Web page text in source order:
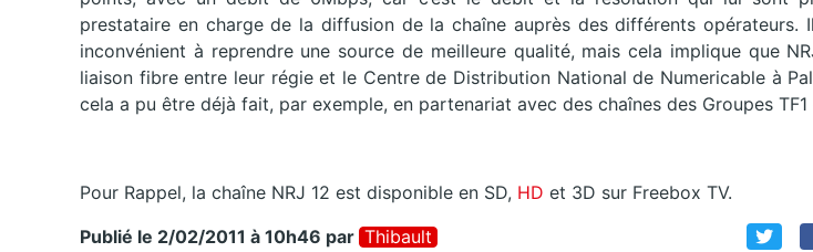
prestataire en charge de la diffusion de la chaîne auprès des différents opérateurs.
inconvénient à reprendre une source de meilleure qualité, mais cela implique que
liaison fibre entre leur régie et le Centre de Distribution National de Numericable à
cela a pu être déjà fait, par exemple, en partenariat avec des chaînes des Groupes TF1
Pour Rappel, la chaîne NRJ 12 est disponible en SD, HD et 3D sur Freebox TV.
Publié le 2/02/2011 à 10h46 par Thibault